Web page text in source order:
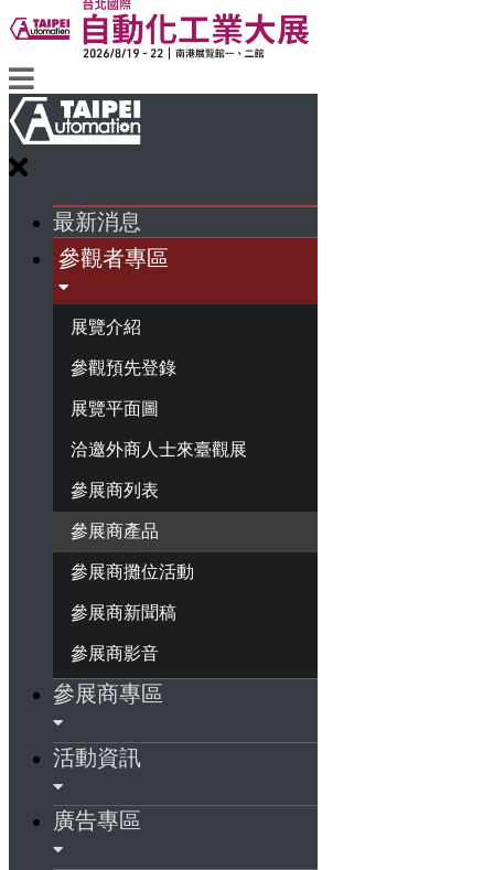
最新消息
參觀者專區
展覽介紹
參觀預先登錄
展覽平面圖
洽邀外商人士來臺觀展
參展商列表
參展商產品
參展商攤位活動
參展商新聞稿
參展商影音
參展商專區
活動資訊
廣告專區